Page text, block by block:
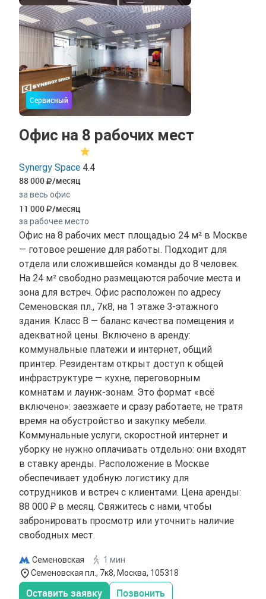
Сервисный
Офис на 8 рабочих мест
Synergy Space 4.4
88 000 /месяц
за весь офис
11 000 /месяц
за рабочее место
Офис на 8 рабочих мест площадью 24 м² в Москве
— готовое решение для работы. Подходит для
отдела или сложившейся команды до 8 человек.
На 24 м² свободно размещаются рабочие места и
зона для встреч. Офис расположен по адресу
Семеновская пл., 7к8, на 1 этаже 3-этажного
здания. Класс B — баланс качества помещения и
адекватной цены. Включено в аренду:
коммунальные платежи и интернет, общий
принтер. Резидентам открыт доступ к общей
инфраструктуре — кухне, переговорным
комнатам и лаунж-зонам. Это формат «всё
включено»: заезжаете и сразу работаете, не тратя
время на обустройство и закупку мебели.
Коммунальные услуги, скоростной интернет и
уборку не нужно оплачивать отдельно: они входят
в ставку аренды. Расположение в Москве
обеспечивает удобную логистику для
сотрудников и встреч с клиентами. Цена аренды:
88 000 ₽ в месяц. Свяжитесь с нами, чтобы
забронировать просмотр или уточнить наличие
свободных мест.
Семеновская
1 мин
Семеновская пл., 7к8, Москва, 105318
Оставить заявку Позвонить